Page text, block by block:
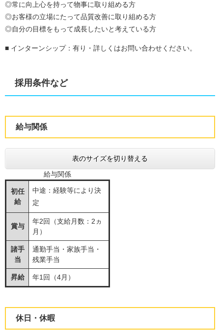
◎常に向上心を持って物事に取り組める方
◎お客様の立場にたって品質改善に取り組める方
◎自分の目標をもって成長したいと考えている方
■ インターンシップ：有り・詳しくはお問い合わせください。
採用条件など
給与関係
表のサイズを切り替える
給与関係
初任
給
中途：経験等により決
定
賞与
年2回（支給月数：2ヵ
月）
諸手
当
通勤手当・家族手当・
残業手当
昇給 年1回（4月）
休日・休暇